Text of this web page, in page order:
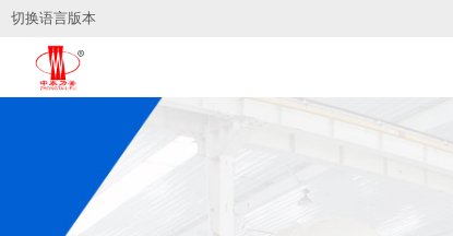
切换语言版本